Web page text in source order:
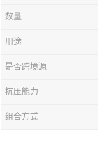
数量
用途
是否跨境源
抗压能力
组合方式